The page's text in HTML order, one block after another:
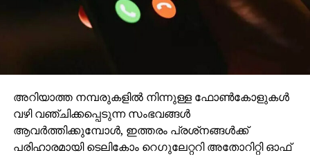
അറിയാത്ത നമ്പരുകളില്‍ നിന്നുള്ള ഫോണ്‍കോളുകള്‍
വഴി വഞ്ചിക്കപ്പെടുന്ന സംഭവങ്ങള്‍
ആവര്‍ത്തിക്കുമ്പോള്‍, ഇത്തരം പ്രശ്‌നങ്ങള്‍ക്ക്
പരിഹാരമായി ടെലികോം റെഗുലേറ്ററി അതോറിറ്റി ഓഫ്